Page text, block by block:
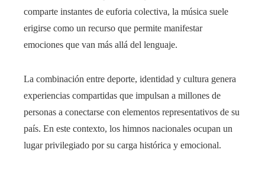
comparte instantes de euforia colectiva, la música suele
erigirse como un recurso que permite manifestar
emociones que van más allá del lenguaje.
La combinación entre deporte, identidad y cultura genera
experiencias compartidas que impulsan a millones de
personas a conectarse con elementos representativos de su
país. En este contexto, los himnos nacionales ocupan un
lugar privilegiado por su carga histórica y emocional.